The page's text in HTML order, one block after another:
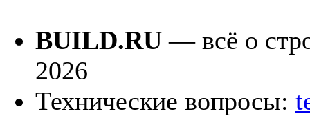
BUILD.RU — всё о
2026
Технические вопросы: